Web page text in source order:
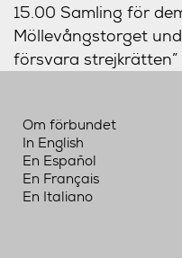
15.00 Samling för
Möllevångstorget
försvara strejkrätten”
Om förbundet
In English
En Español
En Français
En Italiano